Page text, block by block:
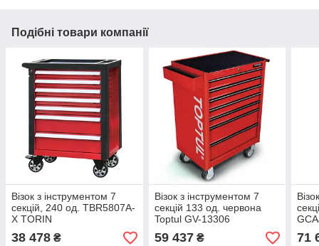
Подібні товари компанії
Візок з інструментом 7
секцій, 240 од. TBR5807A-
X TORIN
38 478 ₴
Візок з інструментом 7
секцій 133 од. червона
Toptul GV-13306
59 437₴ 71